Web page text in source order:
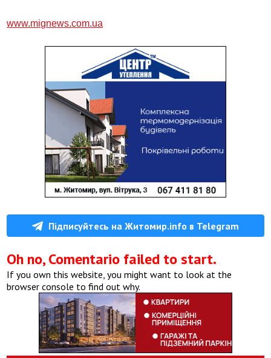
www.mignews.com.ua
Підписуйтесь на Житомир.info в Telegram
Oh no, Comentario failed to start.
If you own this website, you might want to look at the
browser console to find out why.